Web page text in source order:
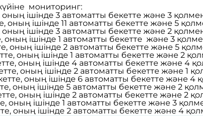
мониторинг:
ішінде 3 автоматты бекетте және 3
оның ішінде 11 автоматты бекетте және 5
ішінде 3 автоматты бекетте және 2
ішінде 1 автоматты бекетте және 3
оның ішінде 2 автоматты бекетте және 5
оның ішінде 1 автоматты бекетте және 2
оның ішінде 4 автоматты бекетте және 4
оның ішінде 2 автоматты бекетте және 1
оның ішінде 6 автоматты бекетте және 4
оның ішінде 5 автоматты бекетте және 2
оның ішінде 2 автоматты бекетте және 2
оның ішінде 1 автоматты бекетте және 3
оның ішінде 2 автоматты бекетте және 4